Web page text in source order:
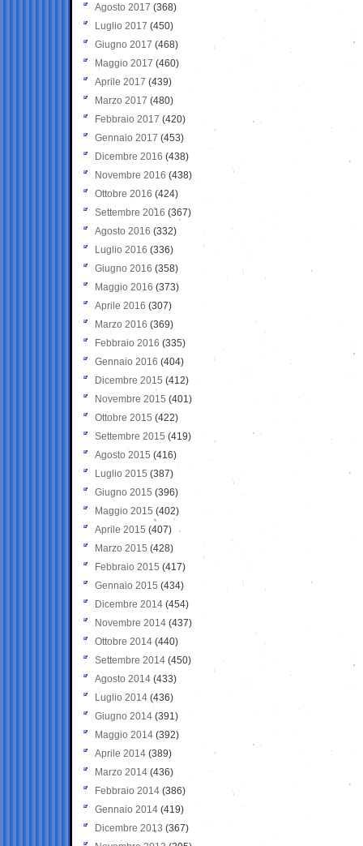
Agosto 2017 (368)
Luglio 2017 (450)
Giugno 2017 (468)
Maggio 2017 (460)
Aprile 2017 (439)
Marzo 2017 (480)
Febbraio 2017 (420)
Gennaio 2017 (453)
Dicembre 2016 (438)
Novembre 2016 (438)
Ottobre 2016 (424)
Settembre 2016 (367)
Agosto 2016 (332)
Luglio 2016 (336)
Giugno 2016 (358)
Maggio 2016 (373)
Aprile 2016 (307)
Marzo 2016 (369)
Febbraio 2016 (335)
Gennaio 2016 (404)
Dicembre 2015 (412)
Novembre 2015 (401)
Ottobre 2015 (422)
Settembre 2015 (419)
Agosto 2015 (416)
Luglio 2015 (387)
Giugno 2015 (396)
Maggio 2015 (402)
Aprile 2015 (407)
Marzo 2015 (428)
Febbraio 2015 (417)
Gennaio 2015 (434)
Dicembre 2014 (454)
Novembre 2014 (437)
Ottobre 2014 (440)
Settembre 2014 (450)
Agosto 2014 (433)
Luglio 2014 (436)
Giugno 2014 (391)
Maggio 2014 (392)
Aprile 2014 (389)
Marzo 2014 (436)
Febbraio 2014 (386)
Gennaio 2014 (419)
Dicembre 2013 (367)